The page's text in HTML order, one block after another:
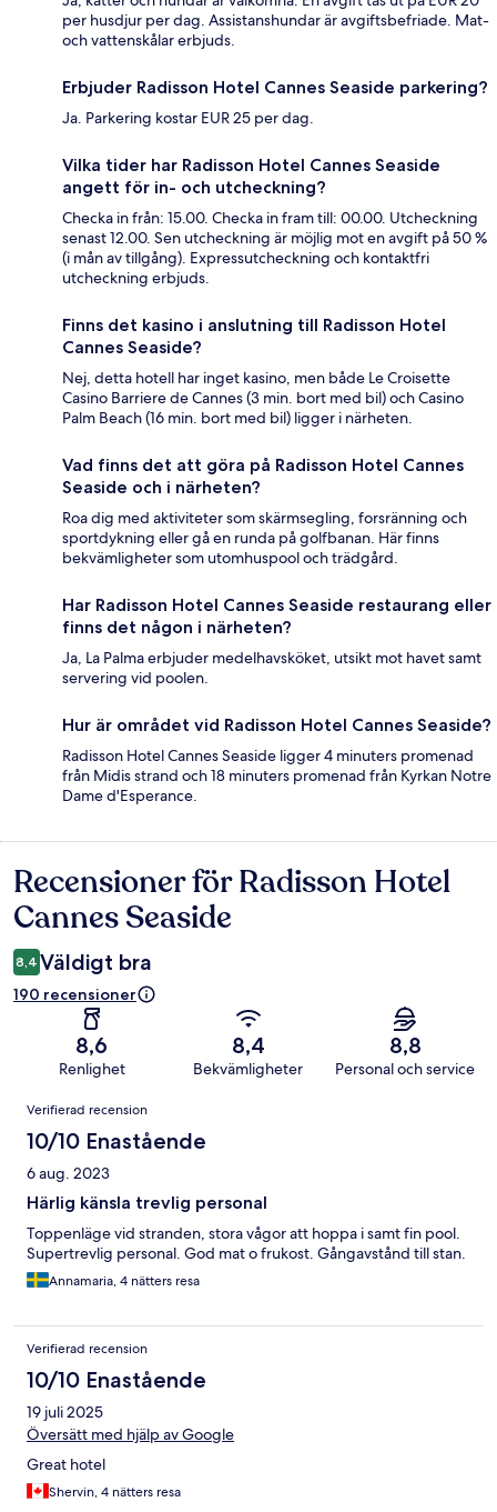
per husdjur per dag. Assistanshundar är avgiftsbefriade. Mat-
och vattenskålar erbjuds.
Erbjuder Radisson Hotel Cannes Seaside parkering?
Ja. Parkering kostar EUR 25 per dag.
Vilka tider har Radisson Hotel Cannes Seaside
angett för in- och utcheckning?
Checka in från: 15.00. Checka in fram till: 00.00. Utcheckning
senast 12.00. Sen utcheckning är möjlig mot en avgift på 50 %
(i mån av tillgång). Expressutcheckning och kontaktfri
utcheckning erbjuds.
Finns det kasino i anslutning till Radisson Hotel
Cannes Seaside?
Nej, detta hotell har inget kasino, men både Le Croisette
Casino Barriere de Cannes (3 min. bort med bil) och Casino
Palm Beach (16 min. bort med bil) ligger i närheten.
Vad finns det att göra på Radisson Hotel Cannes
Seaside och i närheten?
Roa dig med aktiviteter som skärmsegling, forsränning och
sportdykning eller gå en runda på golfbanan. Här finns
bekvämligheter som utomhuspool och trädgård.
Har Radisson Hotel Cannes Seaside restaurang eller
finns det någon i närheten?
Ja, La Palma erbjuder medelhavsköket, utsikt mot havet samt
servering vid poolen.
Hur är området vid Radisson Hotel Cannes Seaside?
Radisson Hotel Cannes Seaside ligger 4 minuters promenad
från Midis strand och 18 minuters promenad från Kyrkan Notre
Dame d'Esperance.
Recensioner
Recensioner för Radisson Hotel
Cannes Seaside
8,4 Väldigt bra
190 recensioner
8,6
Renlighet
8,4
Bekvämligheter
8,8
Personal och service
Recensioner
Verifierad recension
10/10 Enastående
6 aug. 2023
Härlig känsla trevlig personal
Toppenläge vid stranden, stora vågor att hoppa i samt fin pool.
Supertrevlig personal. God mat o frukost. Gångavstånd till stan.
Annamaria, 4 nätters resa
Verifierad recension
10/10 Enastående
19 juli 2025
Översätt med hjälp av Google
Great hotel
Shervin, 4 nätters resa